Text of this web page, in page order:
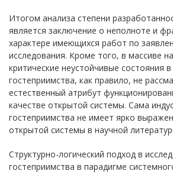
Итогом анализа степени
является заключение о неполноте и
характере имеющихся работ по
исследования. Кроме того, в массиве
критические неустойчивые состояния в
гостеприимства, как правило, не
естественный атрибут
качестве открытой системы. Сама
гостеприимства не имеет ярко
открытой системы в научной
Структурно-логический подход в
гостеприимства в парадигме